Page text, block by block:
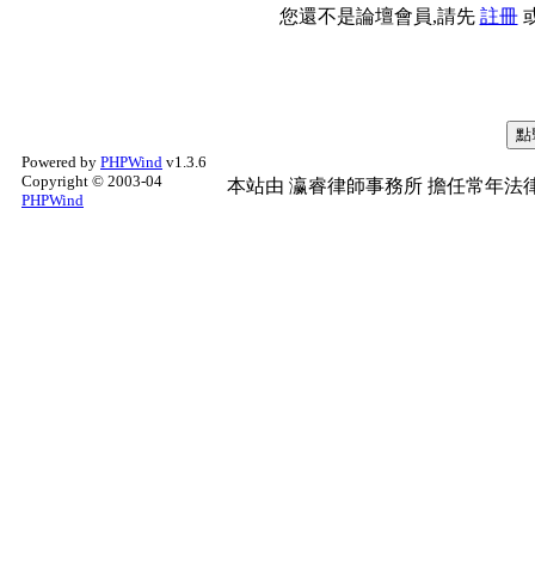
您還不是論壇會員,請先 註冊
Powered by PHPWind v1.3.6
Copyright © 2003-04
PHPWind
本站由 瀛睿律師事務所 擔任常年法